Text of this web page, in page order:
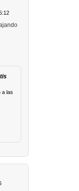
a las